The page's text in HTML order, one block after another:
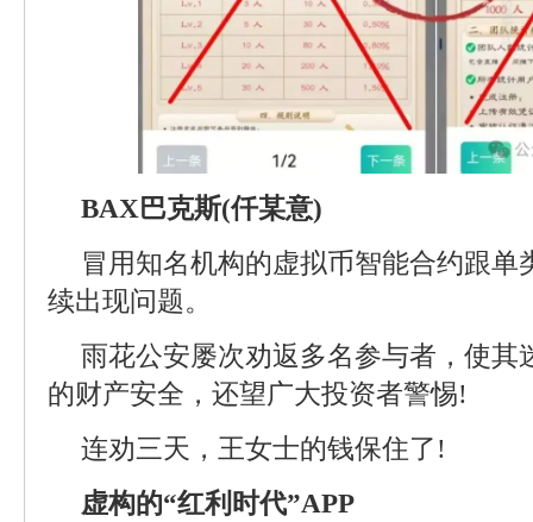
BAX巴克斯(仟某意)
冒用知名机构的虚拟币智能合约跟单
续出现问题。
雨花公安屡次劝返多名参与者，使其
的财产安全，还望广大投资者警惕!
连劝三天，王女士的钱保住了!
虚构的“红利时代”APP